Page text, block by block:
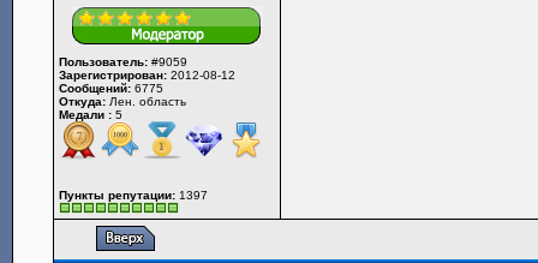
Пользователь: #9059
Зарегистрирован: 2012-08-12
Сообщений: 6775
Откуда: Лен. область
Медали : 5
Пункты репутации: 1397